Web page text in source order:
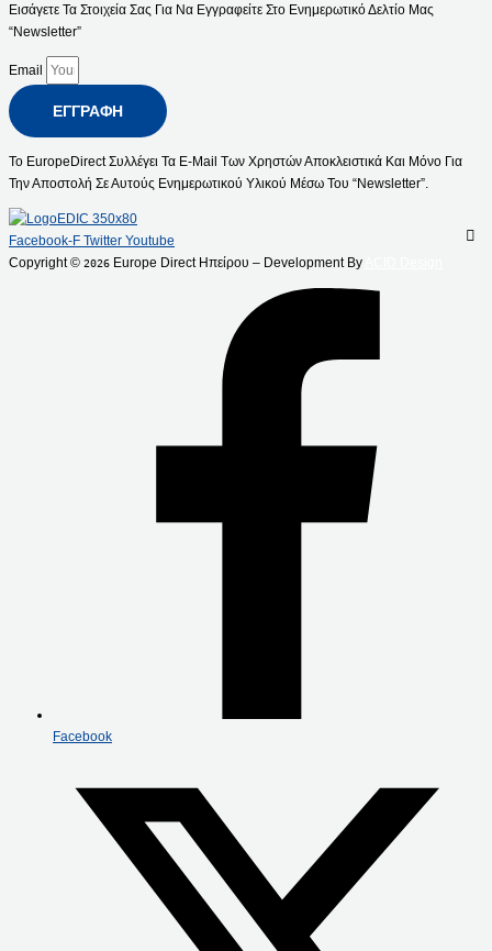
Εισάγετε Τα Στοιχεία Σας Για Να Εγγραφείτε Στο Ενημερωτικό Δελτίο Μας
“Newsletter”
Email
ΕΓΓΡΑΦΉ
Το EuropeDirect Συλλέγει Τα E-Mail Των Χρηστών Αποκλειστικά Και Μόνο Για
Την Αποστολή Σε Αυτούς Ενημερωτικού Υλικού Μέσω Του “Newsletter”.
Facebook-F Twitter Youtube
Copyright © 2026 Europe Direct Ηπείρου – Development By
Facebook